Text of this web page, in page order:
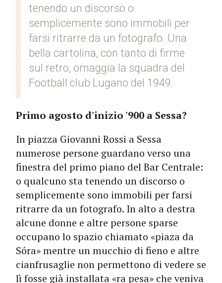
tenendo un discorso o
semplicemente sono immobili per
farsi ritrarre da un fotografo. Una
bella cartolina, con tanto di firme
sul retro, omaggia la squadra del
Football club Lugano del 1949.
Primo agosto d'inizio '900 a Sessa?
In piazza Giovanni Rossi a Sessa
numerose persone guardano verso una
finestra del primo piano del Bar Centrale:
o qualcuno sta tenendo un discorso o
semplicemente sono immobili per farsi
ritrarre da un fotografo. In alto a destra
alcune donne e altre persone sparse
occupano lo spazio chiamato «piaza da
Sóra» mentre un mucchio di fieno e altre
cianfrusaglie non permettono di vedere se
lì fosse già installata «ra pesa» che veniva